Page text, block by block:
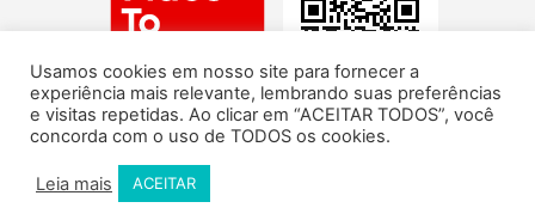
Usamos cookies em nosso site para fornecer a
experiência mais relevante, lembrando suas preferências
e visitas repetidas. Ao clicar em “ACEITAR TODOS”, você
concorda com o uso de TODOS os cookies.
Leia mais ACEITAR